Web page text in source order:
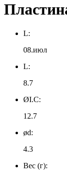
L:
08.июл
L:
8.7
ØI.C:
12.7
ød:
4.3
Вес (г):